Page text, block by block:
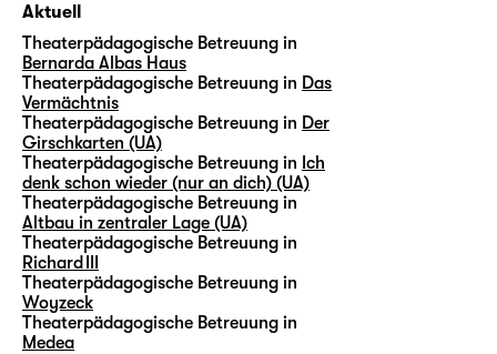
Aktuell
Theaterpädagogische Betreuung in
Bernarda Albas Haus
Theaterpädagogische Betreuung in Das
Vermächtnis
Theaterpädagogische Betreuung in Der
Girschkarten (UA)
Theaterpädagogische Betreuung in Ich
denk schon wieder (nur an dich) (UA)
Theaterpädagogische Betreuung in
Altbau in zentraler Lage (UA)
Theaterpädagogische Betreuung in
Richard III
Theaterpädagogische Betreuung in
Woyzeck
Theaterpädagogische Betreuung in
Medea